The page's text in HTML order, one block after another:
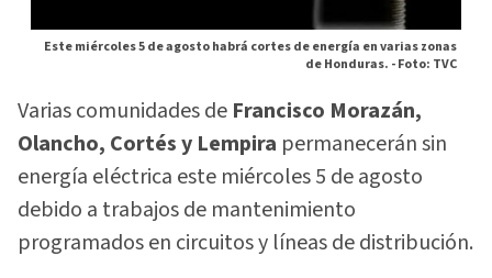
Este miércoles 5 de agosto habrá cortes de energía en varias zonas
de Honduras. -Foto: TVC
Varias comunidades de Francisco Morazán,
Olancho, Cortés y Lempira permanecerán sin
energía eléctrica este miércoles 5 de agosto
debido a trabajos de mantenimiento
programados en circuitos y líneas de distribución.